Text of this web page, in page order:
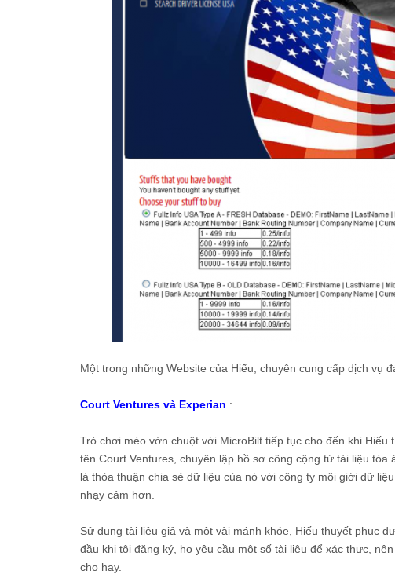
Một trong những Website của Hiếu, chuyên cung cấp dịch vụ
Court Ventures và Experian :
Trò chơi mèo vờn chuột với MicroBilt tiếp tục cho đến khi
tên Court Ventures, chuyên lập hồ sơ công cộng từ tài liệu
là thỏa thuận chia sẻ dữ liệu của nó với công ty môi giới dữ
nhạy cảm hơn.
Sử dụng tài liệu giả và một vài mánh khóe, Hiếu thuyết phục
đầu khi tôi đăng ký, họ yêu cầu một số tài liệu để xác thực,
cho hay.